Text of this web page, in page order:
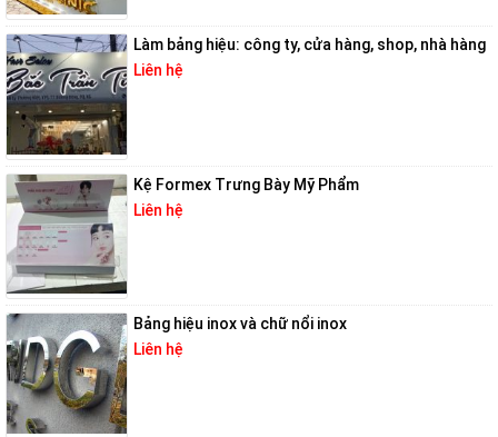
Làm bảng hiệu: công ty, cửa hàng, shop, nhà hàng
Liên hệ
Kệ Formex Trưng Bày Mỹ Phẩm
Liên hệ
Bảng hiệu inox và chữ nổi inox
Liên hệ